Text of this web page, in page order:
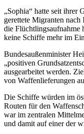
„Sophia“ hatte seit ihrer
gerettete Migranten
die Flüchtlingsaufnahme
keine Schiffe mehr im
Bundesaußenminister
„positiven
ausgearbeitet werden.
von Waffenlieferungen
Die Schiffe würden im
Routen für den
war im zentralen
und damit auf einer der